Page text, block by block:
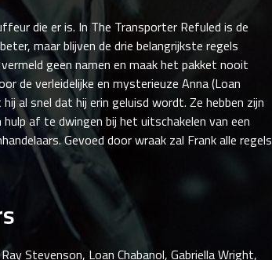
die er is. In The Transporter Refuled is de
maar blijven de drie belangrijkste regels
geen namen en maak het pakket nooit
de verleidelijke en mysterieuze Anna (Loan
al snel dat hij erin geluisd wordt. Ze hebben zijn
af te dwingen bij het uitschakelen van een
Gevoed door wraak zal Frank alle regels
Stevenson, Loan Chabanol, Gabriella Wright,